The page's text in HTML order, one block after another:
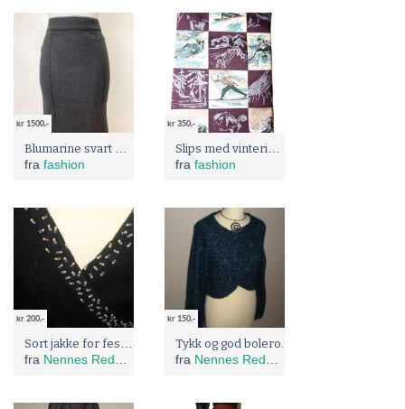
kr 1500,-
fra fashion
kr 350,-
fra fashion
kr 200,-
fra Nennes Redesign
kr 150,-
Tykk og god bolero.
fra Nennes Redesign